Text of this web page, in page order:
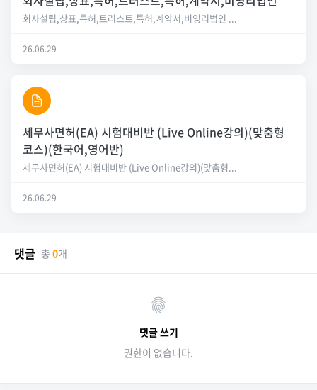
회사설립,상표,특허,트러스트,특허,계약서,비영리법인 ...
26.06.29
세무사면허(EA) 시험대비반 (Live Online강의)(맞춤형
코스)(한국어,영어반)
세무사면허(EA) 시험대비반 (Live Online강의)(맞춤형...
26.06.29
댓글 총 0개
댓글 쓰기
권한이 없습니다.